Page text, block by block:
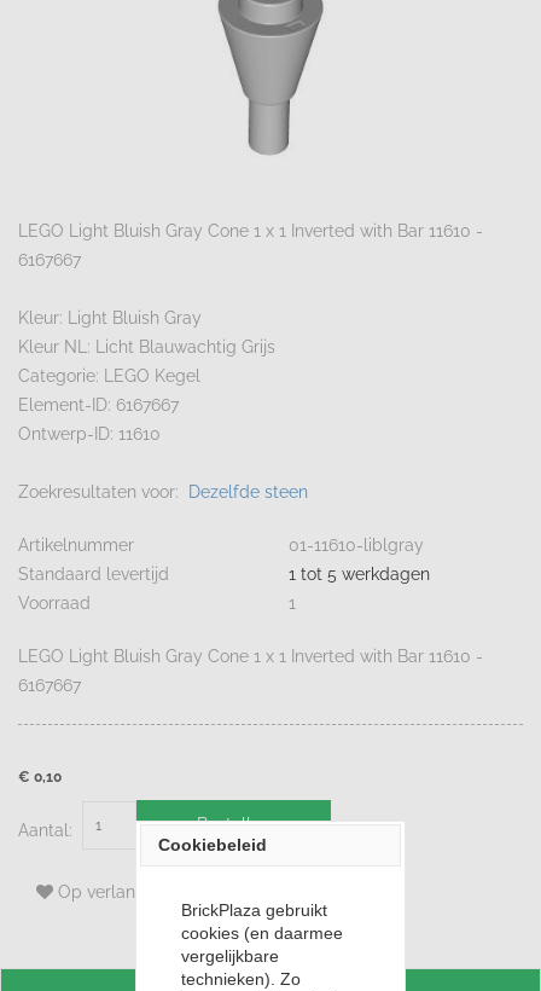
LEGO Light Bluish Gray Cone 1 x 1 Inverted with Bar 11610 -
6167667
Kleur: Light Bluish Gray
Kleur NL: Licht Blauwachtig Grijs
Categorie: LEGO Kegel
Element-ID: 6167667
Ontwerp-ID: 11610
Zoekresultaten voor: Dezelfde steen
Artikelnummer
01-11610-liblgray
Standaard levertijd
1 tot 5 werkdagen
Voorraad
1
LEGO Light Bluish Gray Cone 1 x 1 Inverted with Bar 11610 -
6167667
€ 0,10
Aantal: Bestellen
Op verlanglijst
Cookiebeleid
BrickPlaza gebruikt
cookies (en daarmee
vergelijkbare
technieken). Zo